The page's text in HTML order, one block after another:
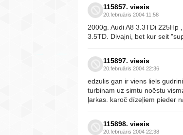
115857. viesis
20.februāris 2004 11:58
2000g. Audi A8 3.3TDi
3.5TD. Divajni, bet kur seit
115897. viesis
20.februāris 2004 22:36
edzulis gan ir viens liels
turbinam uz simtu noēstu
ļarkas. karoč dīzeļiem pieder
115898. viesis
20.februāris 2004 22:38